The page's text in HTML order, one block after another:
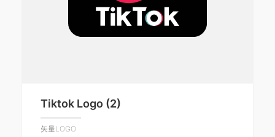
Tiktok Logo (2)
矢量LOGO